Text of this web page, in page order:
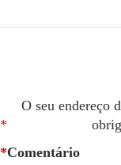
O seu endereço
*
Comentário
*